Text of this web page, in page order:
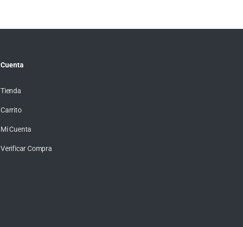
Cuenta
Tienda
Carrito
Mi Cuenta
Verificar Compra